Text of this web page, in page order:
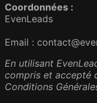
Coordonnées :
EvenLeads
Email :
En utilisant
compris et accepté
Conditions